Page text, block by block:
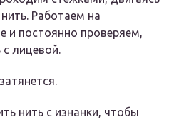
нить. Работаем на
и постоянно проверяем,
с лицевой.
нить с изнанки, чтобы